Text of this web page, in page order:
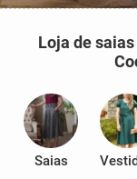
Loja de
Saias